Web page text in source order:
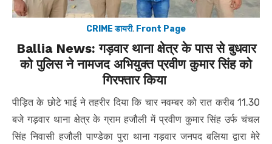
CRIME डायरी, Front Page
Ballia News: गड़वार थाना क्षेत्र के पास से बुधवार
को पुलिस ने नामजद अभियुक्त प्रवीण कुमार सिंह को
गिरफ्तार किया
पीड़ित के छोटे भाई ने तहरीर दिया कि चार नवम्बर को रात करीब 11.30
बजे गड़वार थाना क्षेत्र के ग्राम हजौली में प्रवीण कुमार सिंह उर्फ चंचल
सिंह निवासी हजौली पाण्डेका पुरा थाना गड़वार जनपद बलिया द्वारा मेरे